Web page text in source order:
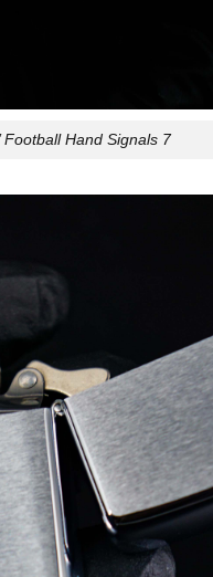
Football Hand Signals 7